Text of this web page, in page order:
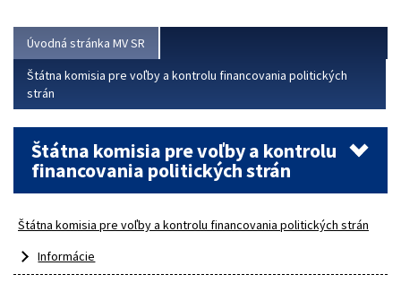
Úvodná stránka MV SR
Štátna komisia pre voľby a kontrolu financovania politických
strán
Štátna komisia pre voľby a kontrolu
financovania politických strán
Štátna komisia pre voľby a kontrolu financovania politických strán
Informácie